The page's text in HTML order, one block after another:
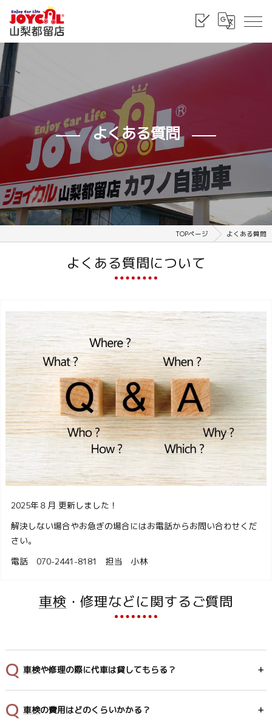
よくある質問
TOPページ よくある質問
よくある質問について
2025年８月 更新しました！
解決しない場合やお急ぎの場合にはお電話からお問い合わせくだ
さい。
電話 070-2441-8181 担当 小林
車検 ・修理などに関するご質問
車検や修理の際に代車は貸してもらる？
車検の費用はどのくらいかかる？